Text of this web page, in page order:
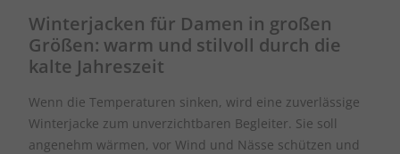
Winterjacken für Damen in großen
Größen: warm und stilvoll durch die
kalte Jahreszeit
Wenn die Temperaturen sinken, wird eine zuverlässige
Winterjacke zum unverzichtbaren Begleiter. Sie soll
angenehm wärmen, vor Wind und Nässe schützen und